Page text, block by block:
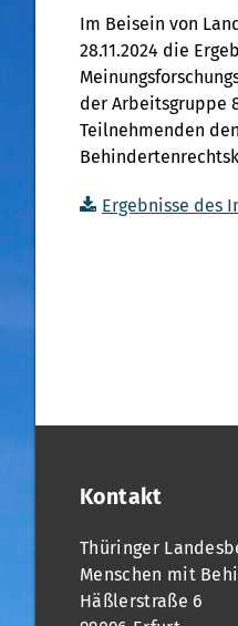
Im Beisein von
28.11.2024 die
der Arbeitsgruppe
Teilnehmenden
Ergebnisse des
Kontakt
Thüringer
Menschen mit
Häßlerstraße 6